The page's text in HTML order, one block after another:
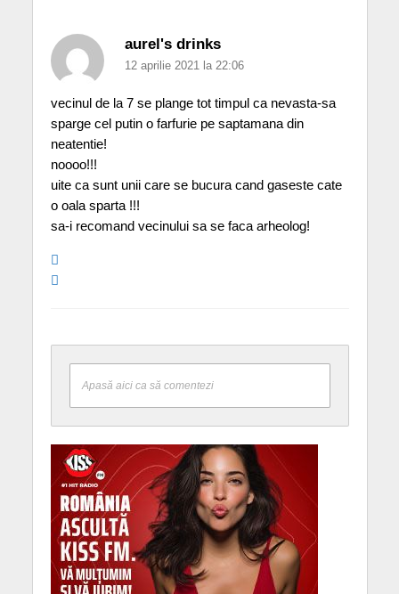
aurel's drinks
12 aprilie 2021 la 22:06
vecinul de la 7 se plange tot timpul ca nevasta-sa
sparge cel putin o farfurie pe saptamana din
neatentie!
noooo!!!
uite ca sunt unii care se bucura cand gaseste cate
o oala sparta !!!
sa-i recomand vecinului sa se faca arheolog!
Apasă aici ca să comentezi